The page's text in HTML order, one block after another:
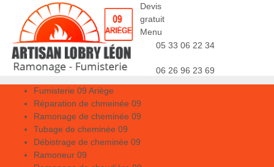
Devis
gratuit
Menu
05 33 06 22 34
06 26 96 23 69
Fumisterie 09 Ariège
Réparation de chmeinée 09
Ramonage de cheminée 09
Tubage de cheminée 09
Débistrage de cheminée 09
Ramoneur 09